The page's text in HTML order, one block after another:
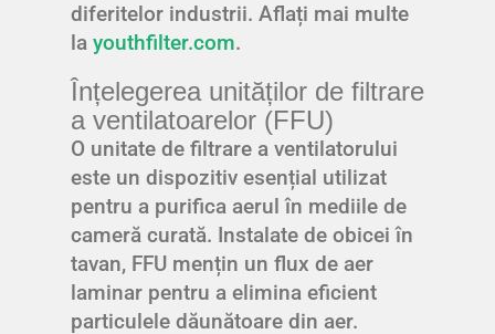
diferitelor industrii. Aflați mai multe
la youthfilter.com.
Înțelegerea unităților de filtrare
a ventilatoarelor (FFU)
O unitate de filtrare a ventilatorului
este un dispozitiv esențial utilizat
pentru a purifica aerul în mediile de
cameră curată. Instalate de obicei în
tavan, FFU mențin un flux de aer
laminar pentru a elimina eficient
particulele dăunătoare din aer.